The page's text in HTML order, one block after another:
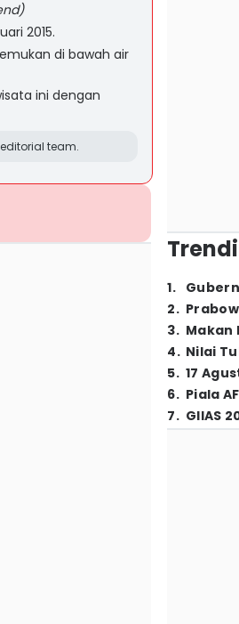
2015.
di bawah air
ini dengan
team.
1.
2.
3. Makan
4. Nilai
5. 17
6. Piala
7. GIIAS